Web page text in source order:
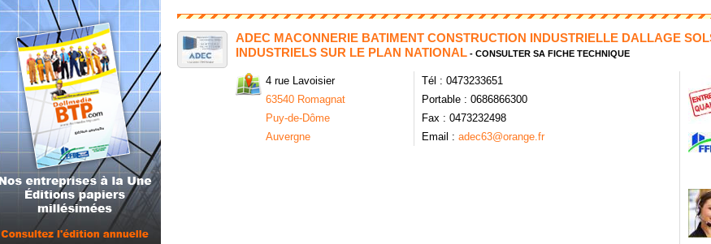
ADEC MACONNERIE BATIMENT CONSTRUCTION INDUSTRIELLE DALLAGE
INDUSTRIELS SUR LE PLAN NATIONAL - CONSULTER SA FICHE TECHNIQUE
4 rue Lavoisier
63540 Romagnat
Puy-de-Dôme
Auvergne
Tél : 0473233651
Portable : 0686866300
Fax : 0473232498
Email : adec63@orange.fr